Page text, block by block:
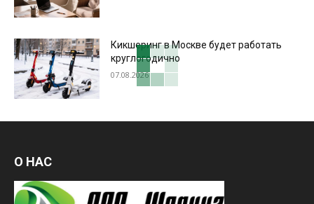
Кикшеринг в Москве будет работать
круглогодично
07.08.2026
О НАС